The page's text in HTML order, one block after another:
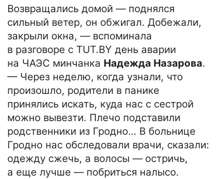
Возвращались домой — поднялся
сильный ветер, он обжигал. Добежали,
закрыли окна, — вспоминала
в разговоре с TUT.BY день аварии
на ЧАЭС минчанка Надежда Назарова.
— Через неделю, когда узнали, что
произошло, родители в панике
принялись искать, куда нас с сестрой
можно вывезти. Плечо подставили
родственники из Гродно… В больнице
Гродно нас обследовали врачи, сказали:
одежду сжечь, а волосы — остричь,
а еще лучше — побриться налысо.